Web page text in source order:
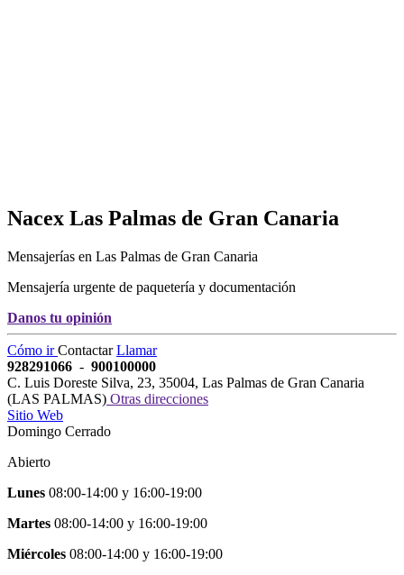
Nacex Las Palmas de Gran Canaria
Mensajerías en Las Palmas de Gran Canaria
Mensajería urgente de paquetería y documentación
Danos tu opinión
Cómo irContactarLlamar
928291066 - 900100000
C. Luis Doreste Silva, 23, 35004, Las Palmas de Gran Canaria
(LAS PALMAS) Otras direcciones
Sitio Web
Domingo Cerrado
Abierto
Lunes 08:00-14:00 y 16:00-19:00
Martes 08:00-14:00 y 16:00-19:00
Miércoles 08:00-14:00 y 16:00-19:00